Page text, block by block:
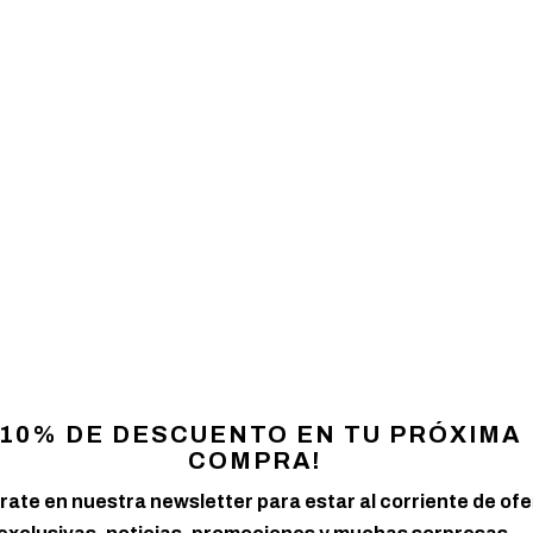
Añadir al carrito Añadir al carrito
directorio, solicitar información sobre nuestros
DE DESCUENTO EN TU PRÓXIMA
COMPRA!
en nuestra newsletter para estar al corriente de